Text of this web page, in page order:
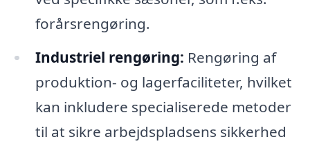
forårsrengøring.
Industriel rengøring: Rengøring af
produktion- og lagerfaciliteter, hvilket
kan inkludere specialiserede metoder
til at sikre arbejdspladsens sikkerhed